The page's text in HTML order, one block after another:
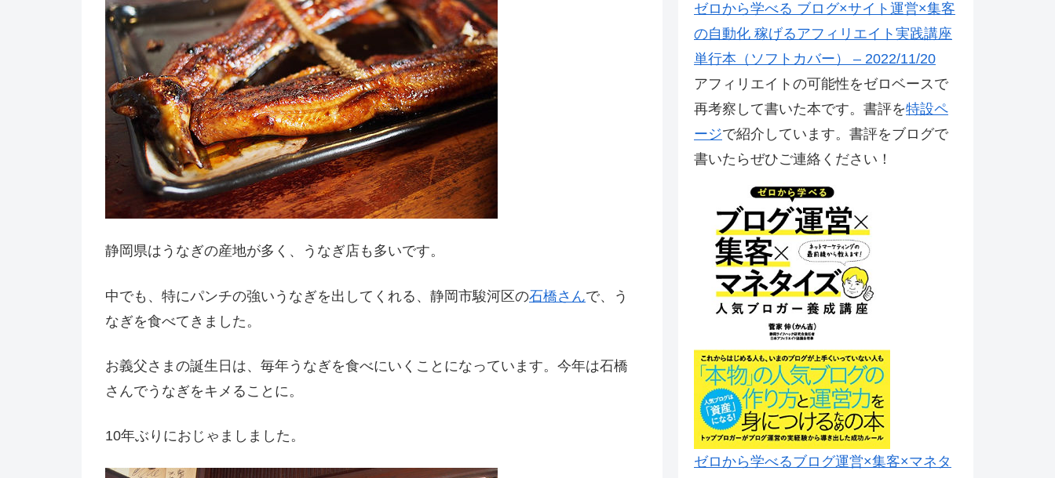
静岡県はうなぎの産地が多く、うなぎ店も多いです。
中でも、特にパンチの強いうなぎを出してくれる、静岡市駿河区の石橋さんで、う
なぎを食べてきました。
お義父さまの誕生日は、毎年うなぎを食べにいくことになっています。今年は石橋
さんでうなぎをキメることに。
10年ぶりにおじゃましました。
ゼロから学べる ブログ×サイト運営×集客
の自動化 稼げるアフィリエイト実践講座
単行本（ソフトカバー） – 2022/11/20
アフィリエイトの可能性をゼロベースで
再考察して書いた本です。書評を特設ペ
ージで紹介しています。書評をブログで
書いたらぜひご連絡ください！
ゼロから学べるブログ運営×集客×マネタ